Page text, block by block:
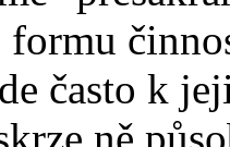
často k
ně